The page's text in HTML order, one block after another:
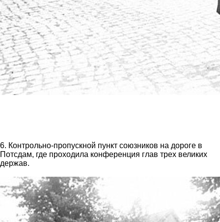
6. Контрольно-пропускной пункт союзников на дороге в
Потсдам, где проходила конференция глав трех великих
держав.